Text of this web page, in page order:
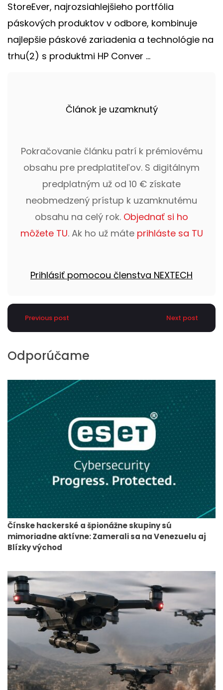
StoreEver, najrozsiahlejšieho portfólia
páskových produktov v odbore, kombinuje
najlepšie páskové zariadenia a technológie na
trhu(2) s produktmi HP Conver ...
Článok je uzamknutý
Pokračovanie článku patrí k prémiovému
obsahu pre predplatiteľov. S digitálnym
predplatným už od 10 € získate
neobmedzený prístup k uzamknutému
obsahu na celý rok. Objednať si ho
môžete TU. Ak ho už máte prihláste sa TU
Prihlásiť pomocou členstva NEXTECH
Previous post Next post
Odporúčame
Čínske hackerské a špionážne skupiny sú
mimoriadne aktívne: Zamerali sa na Venezuelu aj
Blízky východ